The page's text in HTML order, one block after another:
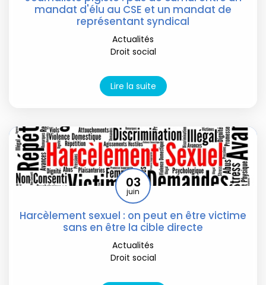
mandat d'élu au CSE et un mandat de
représentant syndical
Actualités
Droit social
Lire la suite
Harcèlement sexuel : on peut en être victime
sans en être la cible directe
03
juin
Actualités
Droit social